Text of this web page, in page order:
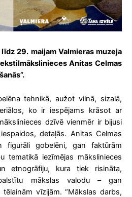
29. maijam Valmieras muzeja
Anitas Celmas
tehnikā, aužot vilnā, sizalā,
ko ir iespējams krāsot ar
dzīvē vienmēr ir bijusi
detaļās. Anitas Celmas
figurāli gobelēni, gan faktūrām
tematikā iezīmējas mākslinieces
etnogrāfiju, kura tiek risināta,
mākslas valodu – gan
vīzijām. “Mākslas darbs,